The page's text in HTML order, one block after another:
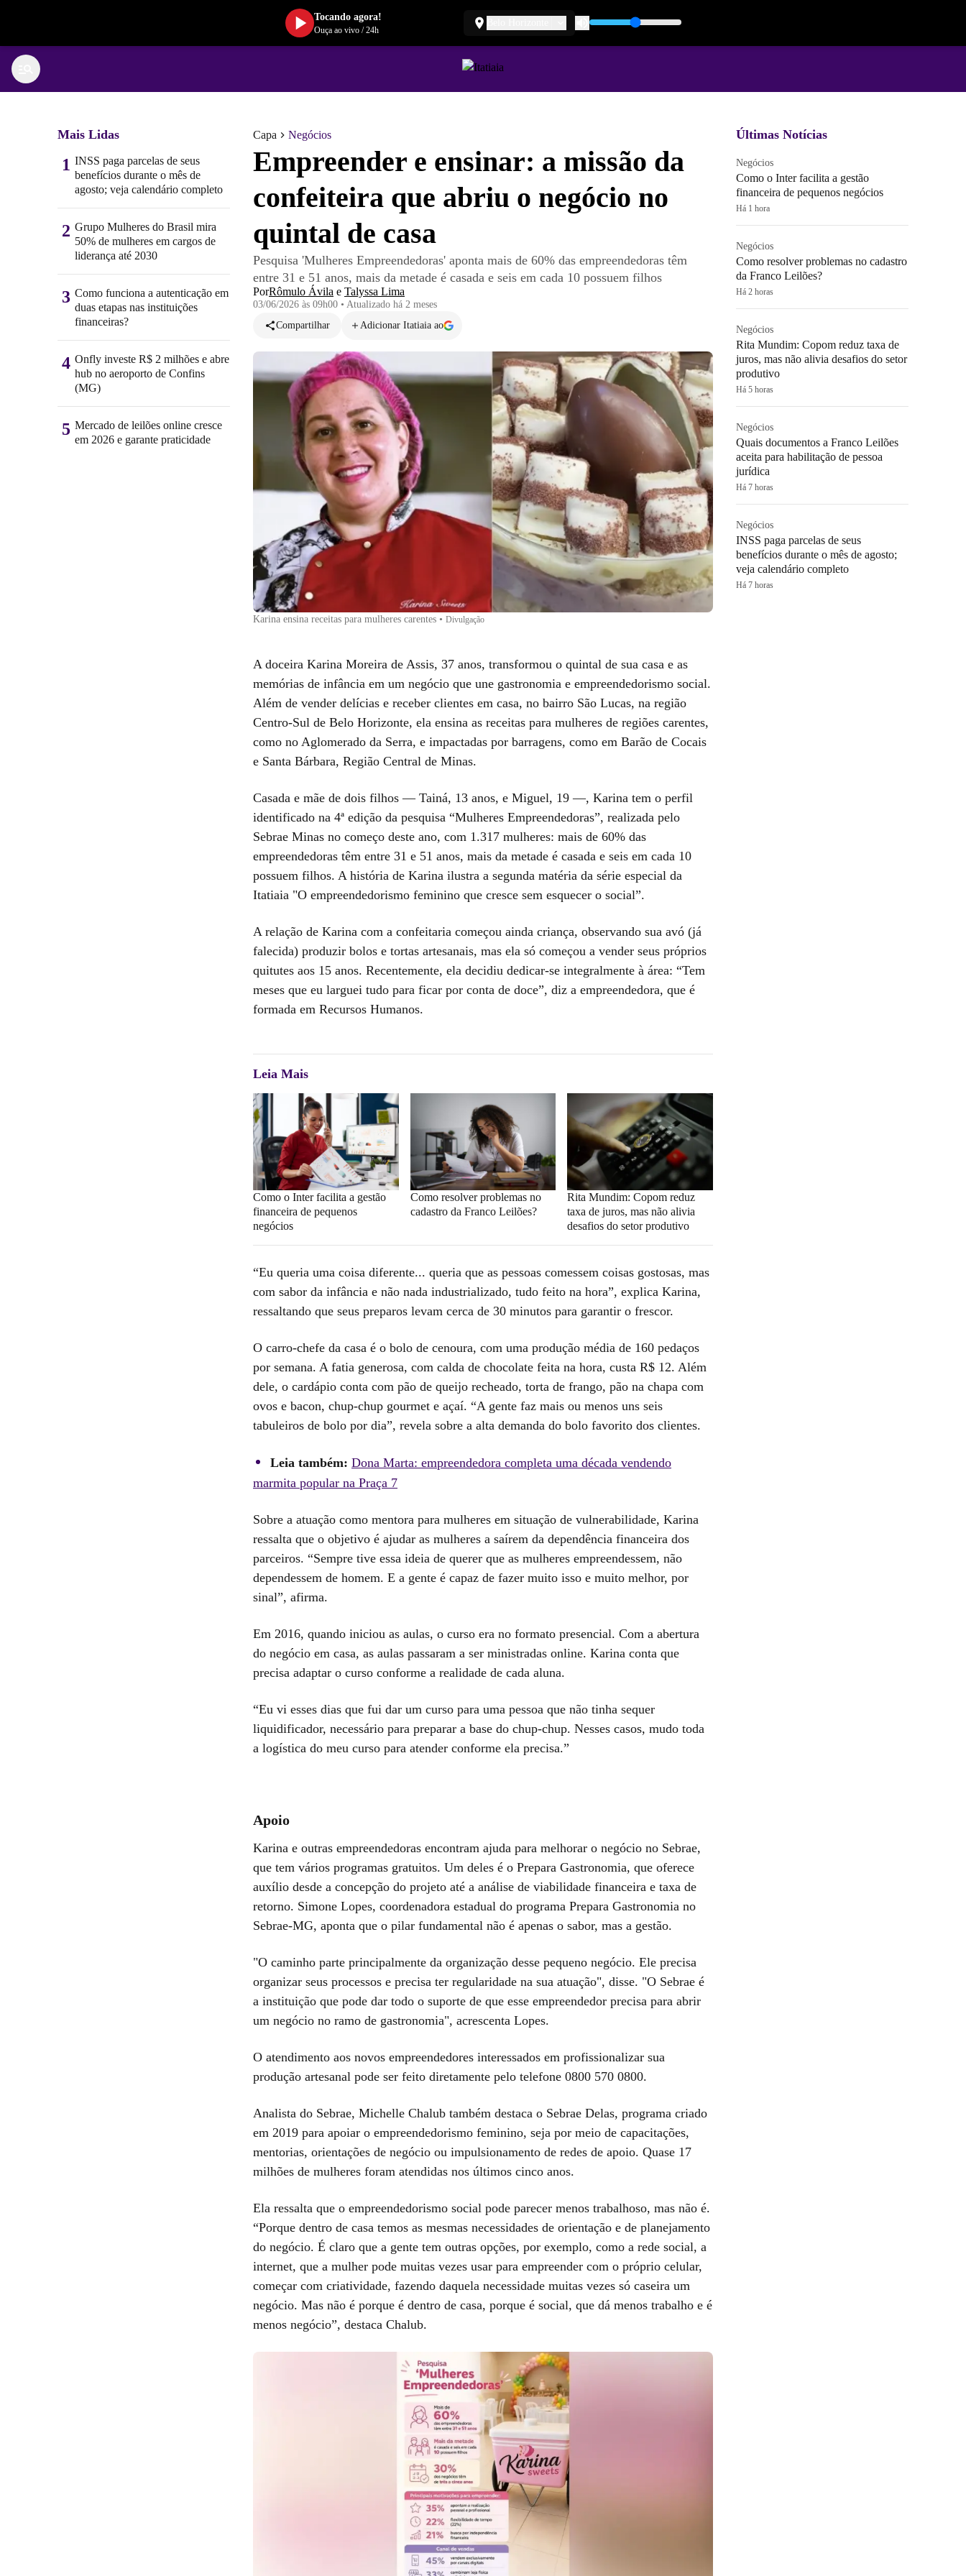
Capa Negócios
Empreender e ensinar: a missão da
confeiteira que abriu o negócio no
quintal de casa
Pesquisa 'Mulheres Empreendedoras' aponta mais de 60% das empreendedoras têm
entre 31 e 51 anos, mais da metade é casada e seis em cada 10 possuem filhos
PorRômulo Ávila e Talyssa Lima
03/06/2026 às 09h00 • Atualizado há 2 meses
Compartilhar
Adicionar Itatiaia ao
Karina ensina receitas para mulheres carentes • Divulgação
A doceira Karina Moreira de Assis, 37 anos, transformou o quintal de sua casa e as
memórias de infância em um negócio que une gastronomia e empreendedorismo social.
Além de vender delícias e receber clientes em casa, no bairro São Lucas, na região
Centro-Sul de Belo Horizonte, ela ensina as receitas para mulheres de regiões carentes,
como no Aglomerado da Serra, e impactadas por barragens, como em Barão de Cocais
e Santa Bárbara, Região Central de Minas.
Casada e mãe de dois filhos — Tainá, 13 anos, e Miguel, 19 —, Karina tem o perfil
identificado na 4ª edição da pesquisa “Mulheres Empreendedoras”, realizada pelo
Sebrae Minas no começo deste ano, com 1.317 mulheres: mais de 60% das
empreendedoras têm entre 31 e 51 anos, mais da metade é casada e seis em cada 10
possuem filhos. A história de Karina ilustra a segunda matéria da série especial da
Itatiaia "O empreendedorismo feminino que cresce sem esquecer o social”.
A relação de Karina com a confeitaria começou ainda criança, observando sua avó (já
falecida) produzir bolos e tortas artesanais, mas ela só começou a vender seus próprios
quitutes aos 15 anos. Recentemente, ela decidiu dedicar-se integralmente à área: “Tem
meses que eu larguei tudo para ficar por conta de doce”, diz a empreendedora, que é
formada em Recursos Humanos.
Leia Mais
Como o Inter facilita a gestão
financeira de pequenos
negócios
Como resolver problemas no
cadastro da Franco Leilões?
Rita Mundim: Copom reduz
taxa de juros, mas não alivia
desafios do setor produtivo
“Eu queria uma coisa diferente... queria que as pessoas comessem coisas gostosas, mas
com sabor da infância e não nada industrializado, tudo feito na hora”, explica Karina,
ressaltando que seus preparos levam cerca de 30 minutos para garantir o frescor.
O carro-chefe da casa é o bolo de cenoura, com uma produção média de 160 pedaços
por semana. A fatia generosa, com calda de chocolate feita na hora, custa R$ 12. Além
dele, o cardápio conta com pão de queijo recheado, torta de frango, pão na chapa com
ovos e bacon, chup-chup gourmet e açaí. “A gente faz mais ou menos uns seis
tabuleiros de bolo por dia”, revela sobre a alta demanda do bolo favorito dos clientes.
Leia também: Dona Marta: empreendedora completa uma década vendendo
marmita popular na Praça 7
Sobre a atuação como mentora para mulheres em situação de vulnerabilidade, Karina
ressalta que o objetivo é ajudar as mulheres a saírem da dependência financeira dos
parceiros. “Sempre tive essa ideia de querer que as mulheres empreendessem, não
dependessem de homem. E a gente é capaz de fazer muito isso e muito melhor, por
sinal”, afirma.
Em 2016, quando iniciou as aulas, o curso era no formato presencial. Com a abertura
do negócio em casa, as aulas passaram a ser ministradas online. Karina conta que
precisa adaptar o curso conforme a realidade de cada aluna.
“Eu vi esses dias que fui dar um curso para uma pessoa que não tinha sequer
liquidificador, necessário para preparar a base do chup-chup. Nesses casos, mudo toda
a logística do meu curso para atender conforme ela precisa.”
Apoio
Karina e outras empreendedoras encontram ajuda para melhorar o negócio no Sebrae,
que tem vários programas gratuitos. Um deles é o Prepara Gastronomia, que oferece
auxílio desde a concepção do projeto até a análise de viabilidade financeira e taxa de
retorno. Simone Lopes, coordenadora estadual do programa Prepara Gastronomia no
Sebrae-MG, aponta que o pilar fundamental não é apenas o sabor, mas a gestão.
"O caminho parte principalmente da organização desse pequeno negócio. Ele precisa
organizar seus processos e precisa ter regularidade na sua atuação", disse. "O Sebrae é
a instituição que pode dar todo o suporte de que esse empreendedor precisa para abrir
um negócio no ramo de gastronomia", acrescenta Lopes.
O atendimento aos novos empreendedores interessados em profissionalizar sua
produção artesanal pode ser feito diretamente pelo telefone 0800 570 0800.
Analista do Sebrae, Michelle Chalub também destaca o Sebrae Delas, programa criado
em 2019 para apoiar o empreendedorismo feminino, seja por meio de capacitações,
mentorias, orientações de negócio ou impulsionamento de redes de apoio. Quase 17
milhões de mulheres foram atendidas nos últimos cinco anos.
Ela ressalta que o empreendedorismo social pode parecer menos trabalhoso, mas não é.
“Porque dentro de casa temos as mesmas necessidades de orientação e de planejamento
do negócio. É claro que a gente tem outras opções, por exemplo, como a rede social, a
internet, que a mulher pode muitas vezes usar para empreender com o próprio celular,
começar com criatividade, fazendo daquela necessidade muitas vezes só caseira um
negócio. Mas não é porque é dentro de casa, porque é social, que dá menos trabalho e é
menos negócio”, destaca Chalub.
Mais Lidas
1 INSS paga parcelas de seus
benefícios durante o mês de
agosto; veja calendário completo
2 Grupo Mulheres do Brasil mira
50% de mulheres em cargos de
liderança até 2030
3 Como funciona a autenticação em
duas etapas nas instituições
financeiras?
4 Onfly investe R$ 2 milhões e abre
hub no aeroporto de Confins
(MG)
5 Mercado de leilões online cresce
em 2026 e garante praticidade
Últimas Notícias
Negócios
Como o Inter facilita a gestão
financeira de pequenos negócios
Há 1 hora
Negócios
Como resolver problemas no cadastro
da Franco Leilões?
Há 2 horas
Negócios
Rita Mundim: Copom reduz taxa de
juros, mas não alivia desafios do setor
produtivo
Há 5 horas
Negócios
Quais documentos a Franco Leilões
aceita para habilitação de pessoa
jurídica
Há 7 horas
Negócios
INSS paga parcelas de seus
benefícios durante o mês de agosto;
veja calendário completo
Há 7 horas
Tocando agora!
Ouça ao vivo/24h